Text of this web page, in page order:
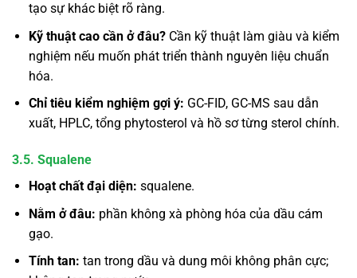
tạo sự khác biệt rõ ràng.
Kỹ thuật cao cần ở đâu?Cần kỹ thuật làm giàu và kiểm
nghiệm nếu muốn phát triển thành nguyên liệu chuẩn
hóa.
Chỉ tiêu kiểm nghiệm gợi ý: GC-FID, GC-MS sau dẫn
xuất, HPLC, tổng phytosterol và hồ sơ từng sterol chính.
3.5. Squalene
Hoạt chất đại diện: squalene.
Nằm ở đâu: phần không xà phòng hóa của dầu cám
gạo.
Tính tan: tan trong dầu và dung môi không phân cực;